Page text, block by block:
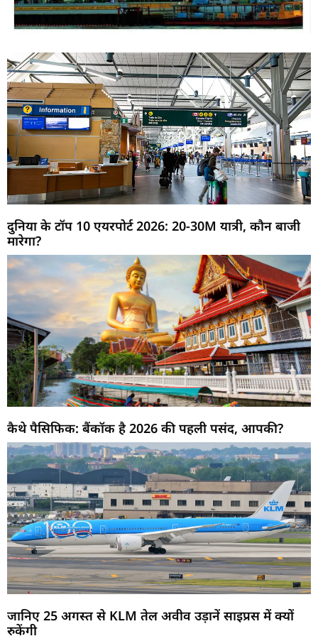
दुनिया के टॉप 10 एयरपोर्ट 2026: 20-30M यात्री, कौन बाजी
मारेगा?
कैथे पैसिफिक: बैंकॉक है 2026 की पहली पसंद, आपकी?
जानिए 25 अगस्त से KLM तेल अवीव उड़ानें साइप्रस में क्यों
रुकेंगी